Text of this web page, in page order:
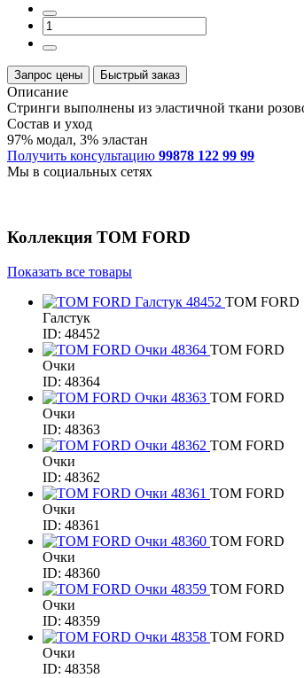
Запрос цены Быстрый заказ
Описание
Стринги выполнены из эластичной ткани
Состав и уход
97% модал, 3% эластан
Получить консультацию 99878 122 99 99
Мы в социальных сетях
Коллекция TOM FORD
Показать все товары
TOM FORD
Галстук
ID: 48452
TOM FORD
Очки
ID: 48364
TOM FORD
Очки
ID: 48363
TOM FORD
Очки
ID: 48362
TOM FORD
Очки
ID: 48361
TOM FORD
Очки
ID: 48360
TOM FORD
Очки
ID: 48359
TOM FORD
Очки
ID: 48358